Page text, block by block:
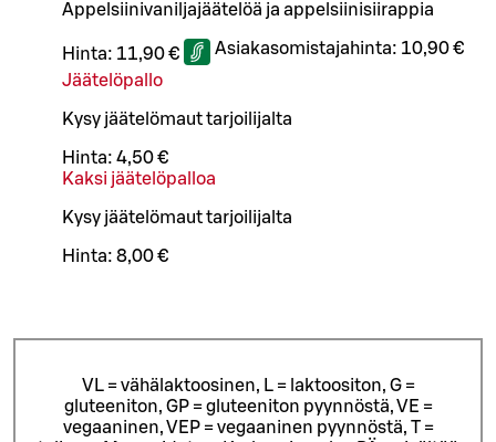
Appelsiinivaniljajäätelöä ja appelsiinisiirappia
Hinta: 11,90 € Asiakasomistajahinta: 10,90 €
Jäätelöpallo
Kysy jäätelömaut tarjoilijalta
Hinta: 4,50 €
Kaksi jäätelöpalloa
Kysy jäätelömaut tarjoilijalta
Hinta: 8,00 €
VL = vähälaktoosinen, L = laktoositon, G =
gluteeniton, GP = gluteeniton pyynnöstä, VE =
vegaaninen, VEP = vegaaninen pyynnöstä, T =